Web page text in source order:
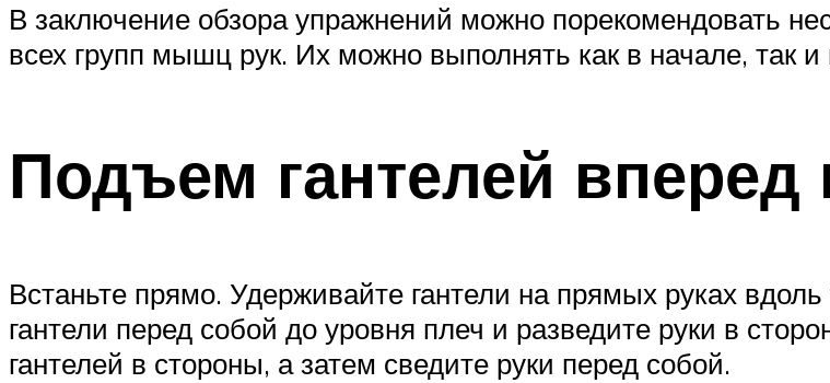
В заключение обзора упражнений можно порекомендовать
всех групп мышц рук. Их можно выполнять как в начале, так
Подъем гантелей
Встаньте прямо. Удерживайте гантели на прямых руках
гантели перед собой до уровня плеч и разведите руки в
гантелей в стороны, а затем сведите руки перед собой.